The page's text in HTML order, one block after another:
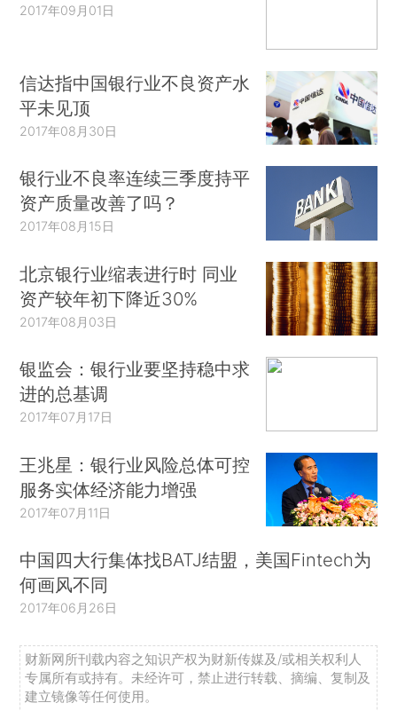
2017年09月01日
信达指中国银行业不良资产水
平未见顶
2017年08月30日
银行业不良率连续三季度持平
资产质量改善了吗？
2017年08月15日
北京银行业缩表进行时 同业
资产较年初下降近30%
2017年08月03日
银监会：银行业要坚持稳中求
进的总基调
2017年07月17日
王兆星：银行业风险总体可控
服务实体经济能力增强
2017年07月11日
中国四大行集体找BATJ结盟，美国Fintech为
何画风不同
2017年06月26日
财新网所刊载内容之知识产权为财新传媒及/或相关权利人
专属所有或持有。未经许可，禁止进行转载、摘编、复制及
建立镜像等任何使用。